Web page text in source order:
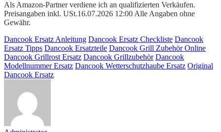
Als Amazon-Partner verdiene ich an qualifizierten Verkäufen.
Preisangaben inkl. USt.16.07.2026 12:00 Alle Angaben ohne
Gewähr.
Dancook Ersatz Anleitung Dancook Ersatz Checkliste Dancook
Ersatz Tipps Dancook Ersatzteile Dancook Grill Zubehör Online
Dancook Grillrost Ersatz Dancook Grillzubehör Dancook
Modellnummer Ersatz Dancook Wetterschutzhaube Ersatz Original
Dancook Ersatz